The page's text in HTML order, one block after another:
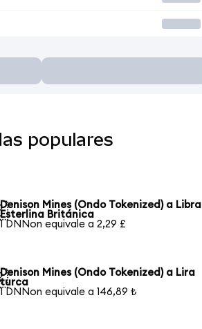
populares
Denison Mines (Ondo Tokenized) a Libra
Esterlina Británica
1 DNNon equivale a 2,29 £
Denison Mines (Ondo Tokenized) a Lira
turca
1 DNNon equivale a 146,89 ₺